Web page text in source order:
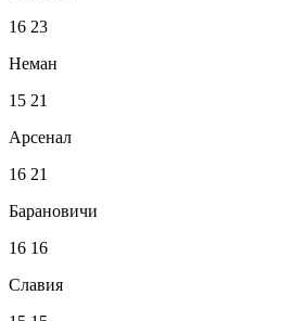
16 23
Неман
15 21
Арсенал
16 21
Барановичи
16 16
Славия